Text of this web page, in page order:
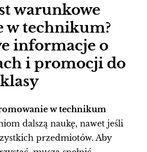
warunkowe
w technikum?
informacje o
i promocji do
w technikum
dalszą naukę, nawet jeśli
przedmiotów. Aby